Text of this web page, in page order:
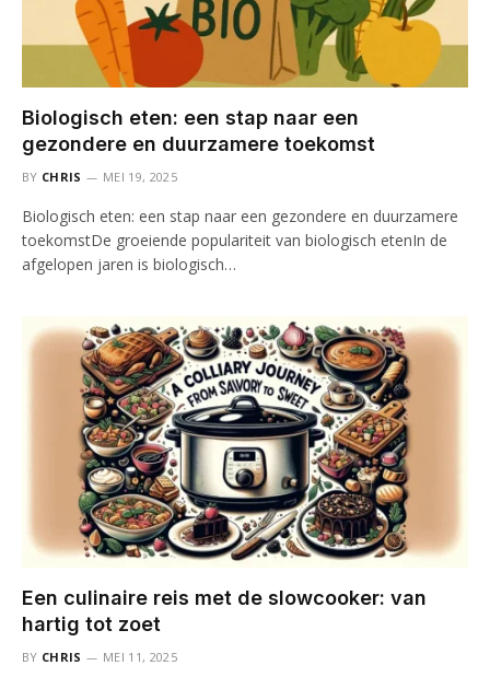
Biologisch eten: een stap naar een
gezondere en duurzamere toekomst
BY CHRIS MEI 19, 2025
Biologisch eten: een stap naar een gezondere en duurzamere
toekomstDe groeiende populariteit van biologisch etenIn de
afgelopen jaren is biologisch…
Een culinaire reis met de slowcooker: van
hartig tot zoet
BY CHRIS MEI 11, 2025